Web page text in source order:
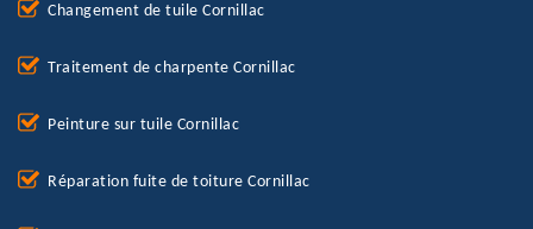
Changement de tuile Cornillac
Traitement de charpente Cornillac
Peinture sur tuile Cornillac
Réparation fuite de toiture Cornillac